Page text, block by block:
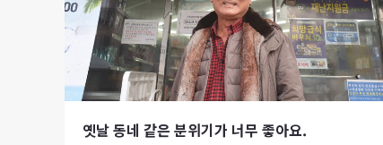
옛날 동네 같은 분위기가 너무 좋아요.